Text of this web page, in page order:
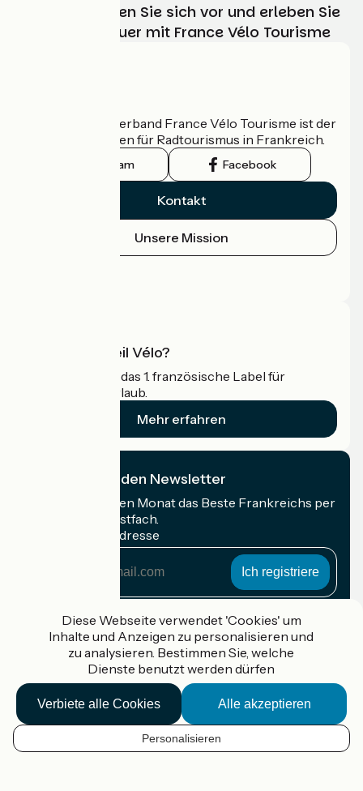
DE
Wählen, bereiten Sie sich vor und erleben Sie
Ihr Radabenteuer mit France Vélo Tourisme
Der nationale Verband France Vélo Tourisme ist der
offizielle Leitfaden für Radtourismus in Frankreich.
Instagram Facebook
Kontakt
Unsere Mission
Was ist Accueil Vélo?
Accueil Vélo ist das 1. französische Label für
Radfahrer im Urlaub.
Mehr erfahren
Ich abonniere den Newsletter
Erhalten Sie jeden Monat das Beste Frankreichs per
Rad in Ihrem Postfach.
Meine E-Mail-Adresse
Adresse
Gefördert im Rahmen von Destination France
Accueil Vélo Pro
Kontakt
Rechtliche Informationen
Diese Webseite verwendet 'Cookies' um
Inhalte und Anzeigen zu personalisieren und
zu analysieren. Bestimmen Sie, welche
Dienste benutzt werden dürfen
Alle akzeptieren
Verbiete alle Cookies
Personalisieren